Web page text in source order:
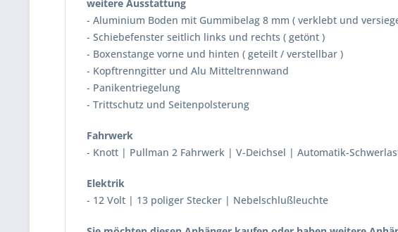
weitere Ausstattung
- Aluminium Boden mit Gummibelag 8 mm ( verklebt und
- Schiebefenster seitlich links und rechts ( getönt )
- Boxenstange vorne und hinten ( geteilt / verstellbar )
- Kopftrenngitter und Alu Mitteltrennwand
- Panikentriegelung
- Trittschutz und Seitenpolsterung
Fahrwerk
- Knott | Pullman 2 Fahrwerk | V-Deichsel | Automatik-
Elektrik
- 12 Volt | 13 poliger Stecker | Nebelschlußleuchte